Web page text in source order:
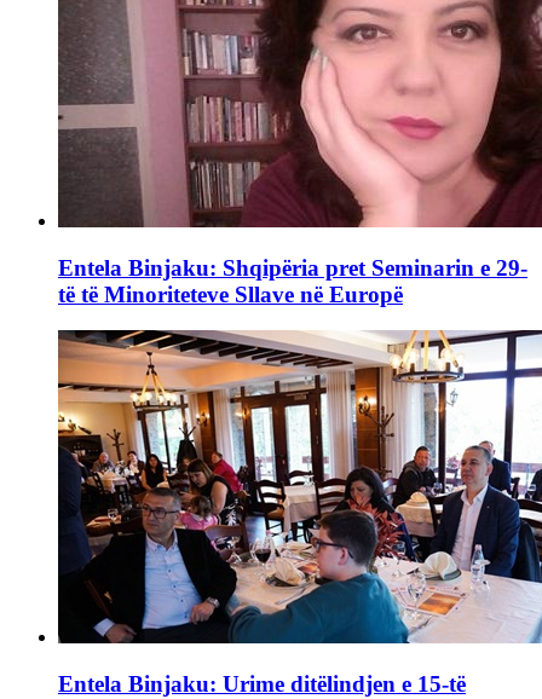
Entela Binjaku: Shqipëria pret Seminarin e 29-
të të Minoriteteve Sllave në Europë
Entela Binjaku: Urime ditëlindjen e 15-të